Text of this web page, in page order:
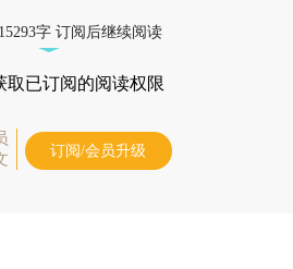
字 订阅后继续阅读
取已订阅的阅读权限
订阅/会员升级